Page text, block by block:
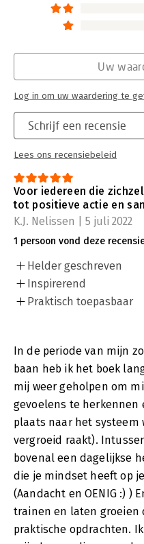
Schrijf een recensie
Lees ons recensiebeleid
Uw
Log in om uw waardering te
Voor iedereen die
tot positieve actie en
K.J. Nelissen | 5 juli 2022
1 persoon vond deze
Helder geschreven
Inspirerend
Praktisch toepasbaar
In de periode van mijn
baan heb ik het boek
mij weer geholpen om
gevoelens te herkennen
plaats naar het systeem
vergroeid raakt).
bovenal een dagelijkse
die je mindset heeft op
(Aandacht en OENIG :) )
trainen en laten groeien
praktische opdrachten.